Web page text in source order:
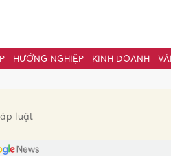
HƯỚNG NGHIỆP KINH DOANH
luật
Gửi bình luận